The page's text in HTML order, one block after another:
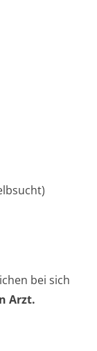
bei sich
Arzt.